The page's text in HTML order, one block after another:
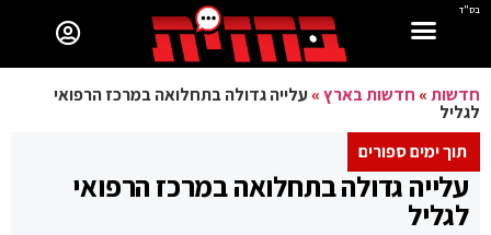
בס"ד
חדשות» חדשות בארץ»עלייה גדולה בתחלואה במרכז הרפואי
לגליל
תוך ימים ספורים
עלייה גדולה בתחלואה במרכז הרפואי
לגליל